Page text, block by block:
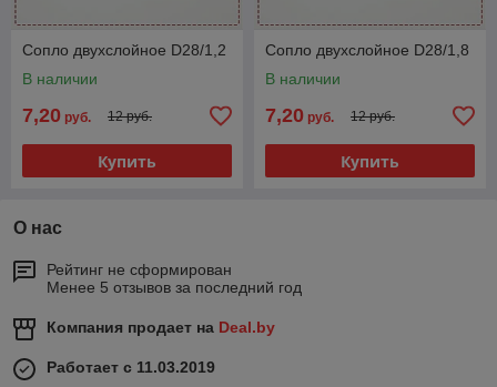
Сопло двухслойное D28/1,2
В наличии
7,20 руб. 12 руб.
Купить
Сопло двухслойное D28/1,8
В наличии
7,20 руб. 12 руб.
Купить
О нас
Рейтинг не сформирован
Менее 5 отзывов за последний год
Компания продает на Deal.by
Работает с 11.03.2019